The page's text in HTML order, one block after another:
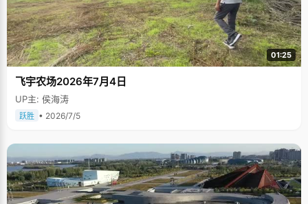
01:25
飞宇农场2026年7月4日
UP主: 侯海涛
跃胜 • 2026/7/5